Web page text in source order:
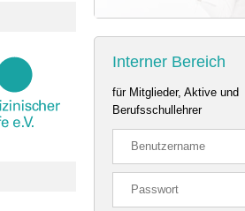
Interner Bereich
für Mitglieder, Aktive und
Berufsschullehrer